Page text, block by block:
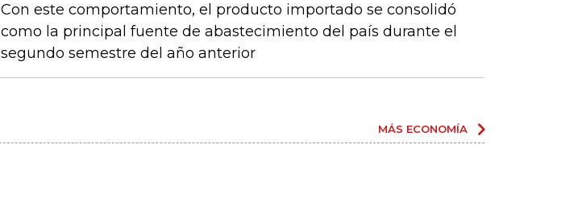
Con este comportamiento, el producto importado se consolidó
como la principal fuente de abastecimiento del país durante el
segundo semestre del año anterior
MÁS ECONOMÍA